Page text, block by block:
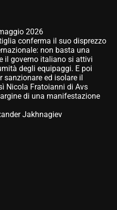
2026
conferma il suo disprezzo
non basta una
il governo italiano si attivi
degli equipaggi. E poi
sanzionare ed isolare il
Nicola Fratoianni di Avs
di una manifestazione
Jakhnagiev